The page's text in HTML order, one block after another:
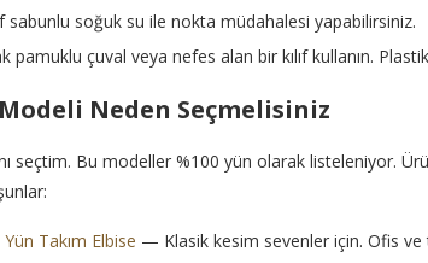
sabunlu soğuk su ile nokta müdahalesi yapabilirsiniz.
pamuklu çuval veya nefes alan bir kılıf kullanın.
Neden Seçmelisiniz
seçtim. Bu modeller %100 yün olarak listeleniyor.
Takım Elbise — Klasik kesim sevenler için. Ofis